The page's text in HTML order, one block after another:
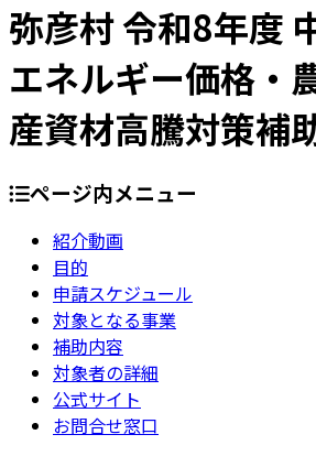
弥彦村 令和8年度
エネルギー価格・
産資材高騰対策補
ページ内メニュー
紹介動画
目的
申請スケジュール
対象となる事業
補助内容
対象者の詳細
公式サイト
お問合せ窓口